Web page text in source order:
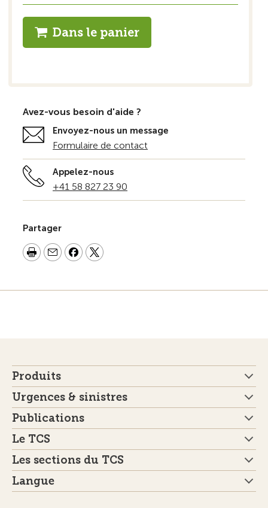
Dans le panier
Avez-vous besoin d'aide ?
Envoyez-nous un message
Formulaire de contact
Appelez-nous
+41 58 827 23 90
Partager
Produits
Urgences & sinistres
Publications
Le TCS
Les sections du TCS
Langue